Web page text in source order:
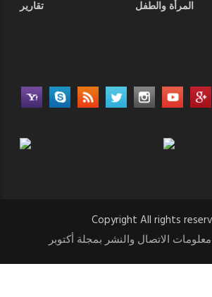
المرأة والطفل
تقارير
Copyright All rights
معلومات الاتصال والنشر بمجلة أكتوبر